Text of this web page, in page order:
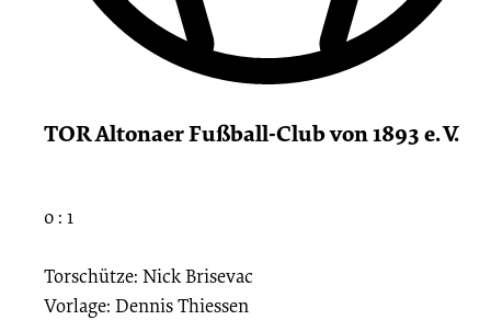
TOR Altonaer Fußball-Club von 1893 e. V.
0 : 1
Torschütze: Nick Brisevac
Vorlage: Dennis Thiessen